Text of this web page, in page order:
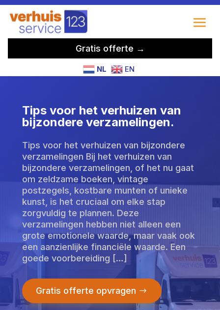
Gratis offerte →
NL EN
Tips voor het verhuizen van
bijzondere verzamelingen.
Tips voor het verhuizen van bijzondere
verzamelingen Bij het verhuizen van
bijzondere verzamelingen, of het nu gaat
om zeldzame boeken, vintage
postzegels, kostbare munten of unieke
kunst, is het cruciaal om elke stap
zorgvuldig te plannen. Deze
verzamelingen hebben niet alleen een
grote emotionele waarde, maar vaak ook
een aanzienlijke financiële waarde. Een
goede voorbereiding […]
Gratis offerte opvragen